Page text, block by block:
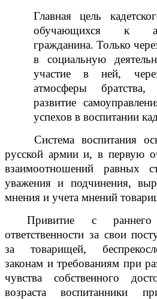
Главная цель
обучающихся к
гражданина. Только
в социальную
участие в ней,
атмосферы братства,
развитие
успехов в воспитании
Система воспитания
русской армии и, в первую
взаимоотношений равных
уважения и подчинения,
мнения и учета мнений
Привитие с раннего
ответственности за свои
за товарищей,
законам и требованиям при
чувства собственного
возраста воспитанники